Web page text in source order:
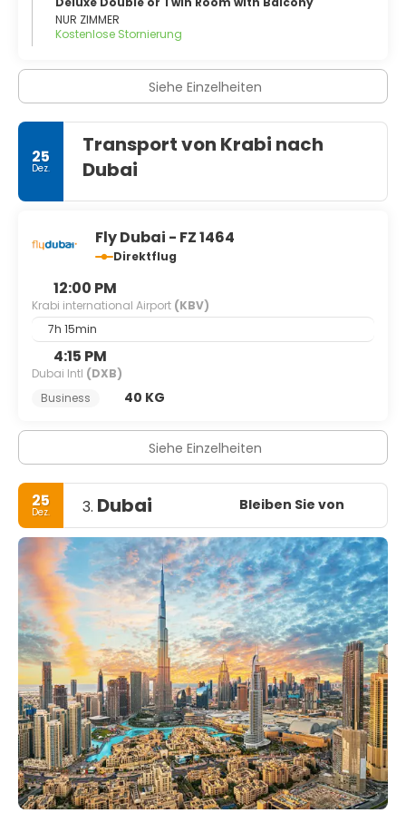
NUR ZIMMER
Kostenlose Stornierung
Siehe Einzelheiten
25
Dez.
Transport von Krabi nach
Dubai
Fly Dubai - FZ 1464
Direktflug
12:00 PM
Krabi international Airport (KBV)
7h 15min
4:15 PM
Dubai Intl (DXB)
Business
40 KG
Siehe Einzelheiten
25
Dez. 3. Dubai Bleiben Sie von